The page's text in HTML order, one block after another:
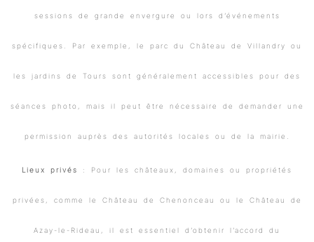
sessions de grande envergure ou lors d’événements
spécifiques. Par exemple, le parc du Château de Villandry ou
les jardins de Tours sont généralement accessibles pour des
séances photo, mais il peut être nécessaire de demander une
permission auprès des autorités locales ou de la mairie.
Lieux privés : Pour les châteaux, domaines ou propriétés
privées, comme le Château de Chenonceau ou le Château de
Azay-le-Rideau, il est essentiel d’obtenir l’accord du